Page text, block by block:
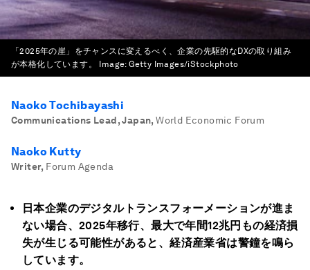
「2025年の崖」をチャンスに変えるべく、企業の先駆的なDXの取り組み
が本格化しています。
Image:Getty Images/iStockphoto
Naoko Tochibayashi
Communications Lead, Japan, World Economic Forum
Naoko Kutty
Writer, Forum Agenda
日本企業のデジタルトランスフォーメーションが進ま
ない場合、2025年移行、最大で年間12兆円もの経済損
失が生じる可能性があると、経済産業省は警鐘を鳴ら
しています。